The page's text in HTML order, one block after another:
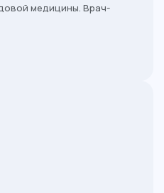
медицины. Врач-